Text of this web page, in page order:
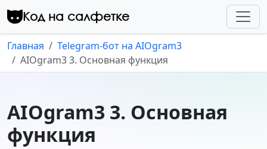
Перейти к контенту
Код на салфетке
Главная
Telegram-бот на AIOgram3
AIOgram3 3. Основная функция
AIOgram3 3. Основная
функция